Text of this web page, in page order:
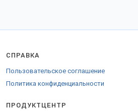
СПРАВКА
Пользовательское соглашение
Политика конфиденциальности
ПРОДУКТЦЕНТР